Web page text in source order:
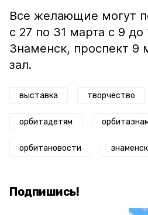
Все желающие могут
с 27 по 31 марта с 9 до
Знаменск, проспект 9
зал.
выставка творчество
орбитадетям
орбитановости знаменск
Подпишись!